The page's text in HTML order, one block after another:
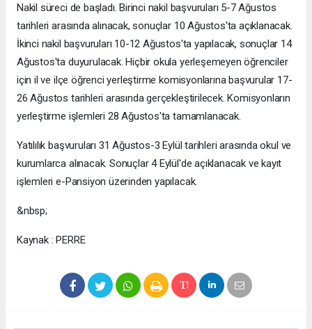
Nakil süreci de başladı. Birinci nakil başvuruları 5-7 Ağustos
tarihleri arasında alınacak, sonuçlar 10 Ağustos'ta açıklanacak.
İkinci nakil başvuruları 10-12 Ağustos'ta yapılacak, sonuçlar 14
Ağustos'ta duyurulacak. Hiçbir okula yerleşemeyen öğrenciler
için il ve ilçe öğrenci yerleştirme komisyonlarına başvurular 17-
26 Ağustos tarihleri arasında gerçekleştirilecek. Komisyonların
yerleştirme işlemleri 28 Ağustos'ta tamamlanacak.
Yatılılık başvuruları 31 Ağustos-3 Eylül tarihleri arasında okul ve
kurumlarca alınacak. Sonuçlar 4 Eylül'de açıklanacak ve kayıt
işlemleri e-Pansiyon üzerinden yapılacak.
&nbsp;
Kaynak : PERRE